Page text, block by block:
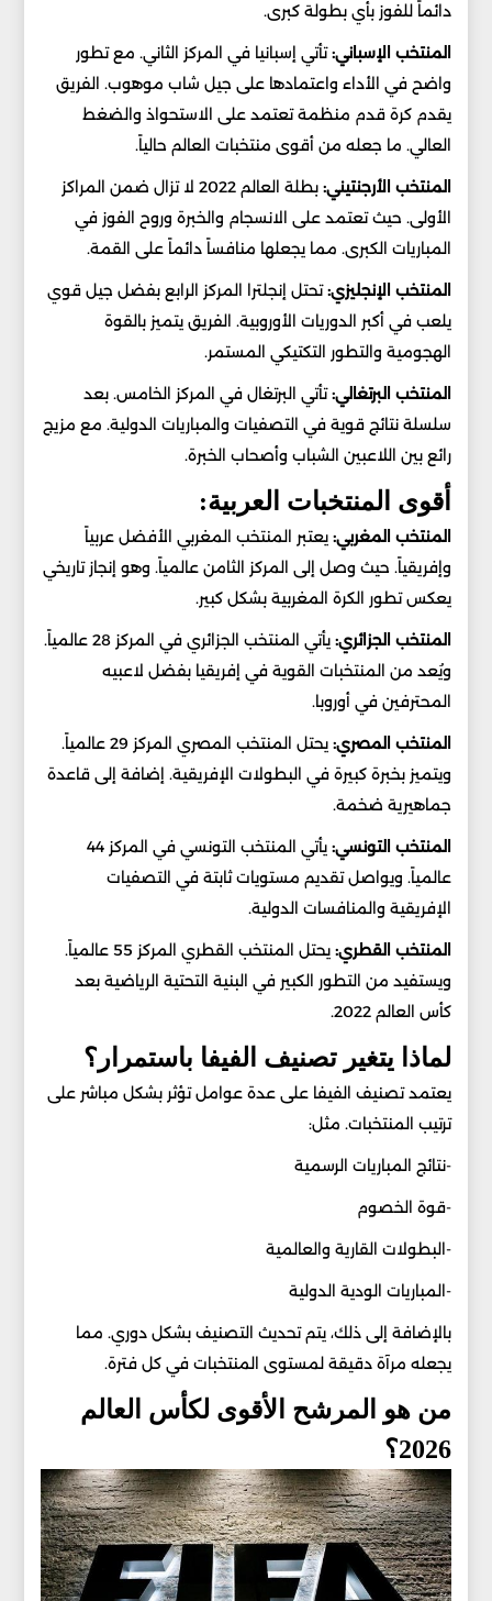
دائماً للفوز بأي بطولة كبرى.
المنتخب الإسباني:تأتي إسبانيا في المركز الثاني. مع تطور
واضح في الأداء واعتمادها على جيل شاب موهوب. الفريق
يقدم كرة قدم منظمة تعتمد على الاستحواذ والضغط
العالي. ما جعله من أقوى منتخبات العالم حالياً.
المنتخب الأرجنتيني:
بطلة العالم 2022 لا تزال ضمن المراكز
الأولى. حيث تعتمد على الانسجام والخبرة وروح الفوز في
المباريات الكبرى. مما يجعلها منافساً دائماً على القمة.
المنتخب الإنجليزي:تحتل إنجلترا المركز الرابع بفضل جيل قوي
يلعب في أكبر الدوريات الأوروبية. الفريق يتميز بالقوة
الهجومية والتطور التكتيكي المستمر.
المنتخب البرتغالي:تأتي البرتغال في المركز الخامس. بعد
سلسلة نتائج قوية في التصفيات والمباريات الدولية. مع مزيج
رائع بين اللاعبين الشباب وأصحاب الخبرة.
أقوى المنتخبات العربية:
المنتخب المغربي:يعتبر المنتخب المغربي الأفضل عربياً
وإفريقياً. حيث وصل إلى المركز الثامن عالمياً. وهو إنجاز تاريخي
يعكس تطور الكرة المغربية بشكل كبير.
المنتخب الجزائري:
يأتي المنتخب الجزائري في المركز 28 عالمياً.
ويُعد من المنتخبات القوية في إفريقيا بفضل لاعبيه
المحترفين في أوروبا.
المنتخب المصري:
يحتل المنتخب المصري المركز 29 عالمياً.
ويتميز بخبرة كبيرة في البطولات الإفريقية. إضافة إلى قاعدة
جماهيرية ضخمة.
المنتخب التونسي:
يأتي المنتخب التونسي في المركز 44
عالمياً. ويواصل تقديم مستويات ثابتة في التصفيات
الإفريقية والمنافسات الدولية.
المنتخب القطري:
يحتل المنتخب القطري المركز 55 عالمياً.
ويستفيد من التطور الكبير في البنية التحتية الرياضية بعد
كأس العالم 2022.
لماذا يتغير تصنيف الفيفا باستمرار؟
يعتمد تصنيف الفيفا على عدة عوامل تؤثر بشكل مباشر على
ترتيب المنتخبات. مثل:
-نتائج المباريات الرسمية
-قوة الخصوم
-البطولات القارية والعالمية
-المباريات الودية الدولية
بالإضافة إلى ذلك، يتم تحديث التصنيف بشكل دوري. مما
يجعله مرآة دقيقة لمستوى المنتخبات في كل فترة.
من هو المرشح الأقوى لكأس العالم
2026؟